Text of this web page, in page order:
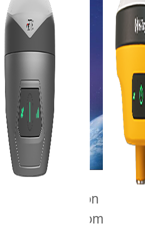
la Información en
Target se